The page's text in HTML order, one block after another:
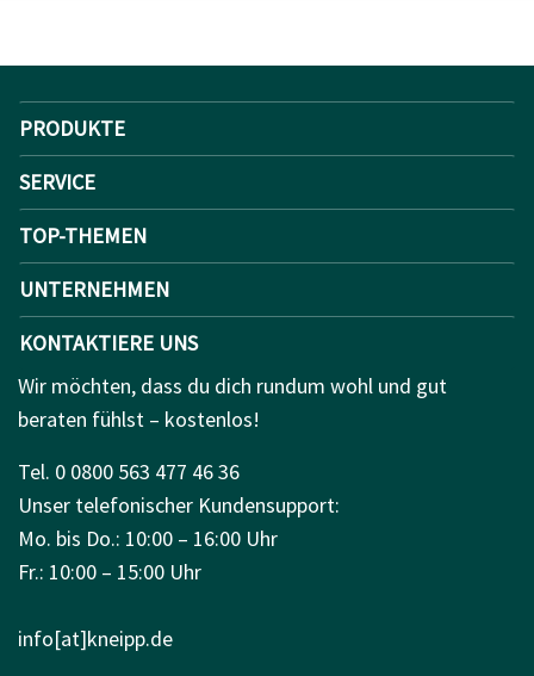
PRODUKTE
SERVICE
TOP-THEMEN
UNTERNEHMEN
KONTAKTIERE UNS
Wir möchten, dass du dich rundum wohl und gut
beraten fühlst – kostenlos!
Tel. 0 0800 563 477 46 36
Unser telefonischer Kundensupport:
Mo. bis Do.: 10:00 – 16:00 Uhr
Fr.: 10:00 – 15:00 Uhr
info[at]kneipp.de